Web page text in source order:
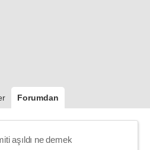
Forumdan
aşıldı ne demek